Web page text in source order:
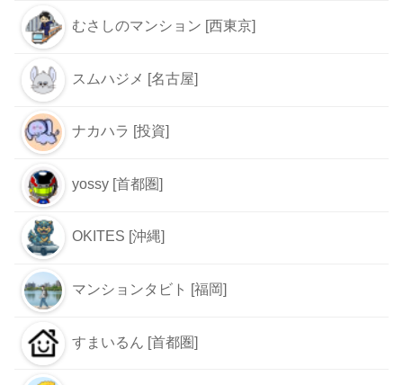
むさしのマンション [西東京]
スムハジメ [名古屋]
ナカハラ [投資]
yossy [首都圏]
OKITES [沖縄]
マンションタビト [福岡]
すまいるん [首都圏]